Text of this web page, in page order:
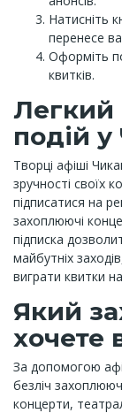
Натисніть
перенесе
Оформіть
квитків.
Легкий
подій
Творці афіші
зручності своїх
підписатися на
захоплюючі
підписка
майбутніх
виграти квитки
Який
хочете
За допомогою
безліч
концерти,